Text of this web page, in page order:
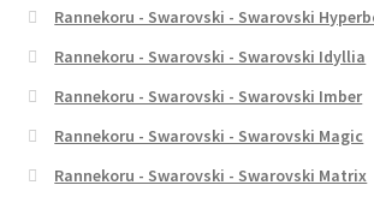
Rannekoru - Swarovski - Swarovski
Rannekoru - Swarovski - Swarovski Idyllia
Rannekoru - Swarovski - Swarovski Imber
Rannekoru - Swarovski - Swarovski Magic
Rannekoru - Swarovski - Swarovski Matrix